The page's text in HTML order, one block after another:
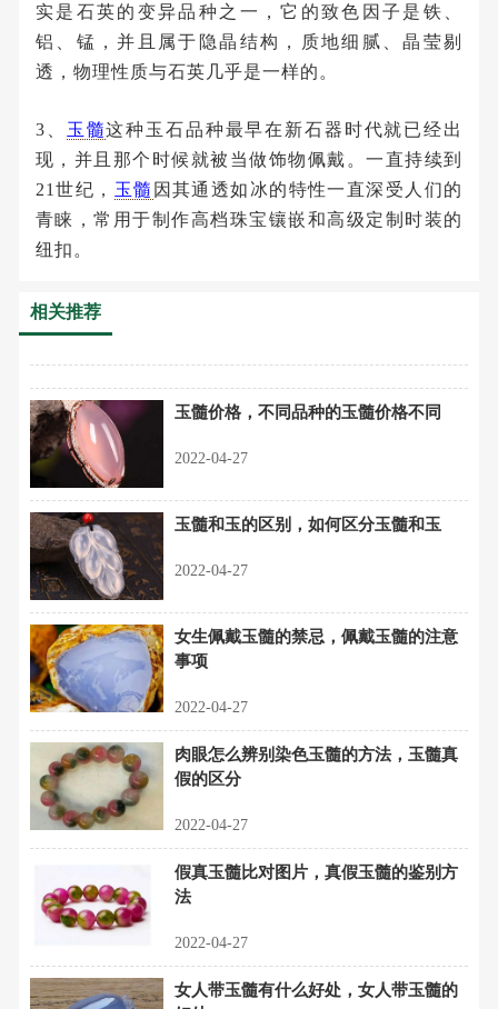
实是石英的变异品种之一，它的致色因子是铁、
铝、锰，并且属于隐晶结构，质地细腻、晶莹剔
透，物理性质与石英几乎是一样的。
3、 玉髓这种玉石品种最早在新石器时代就已经出
现，并且那个时候就被当做饰物佩戴。一直持续到
21世纪， 玉髓 因其通透如冰的特性一直深受人们的
青睐，常用于制作高档珠宝镶嵌和高级定制时装的
纽扣。
相关推荐
玉髓价格，不同品种的玉髓价格不同
2022-04-27
玉髓和玉的区别，如何区分玉髓和玉
2022-04-27
女生佩戴玉髓的禁忌，佩戴玉髓的注意
事项
2022-04-27
肉眼怎么辨别染色玉髓的方法，玉髓真
假的区分
2022-04-27
假真玉髓比对图片，真假玉髓的鉴别方
法
2022-04-27
女人带玉髓有什么好处，女人带玉髓的